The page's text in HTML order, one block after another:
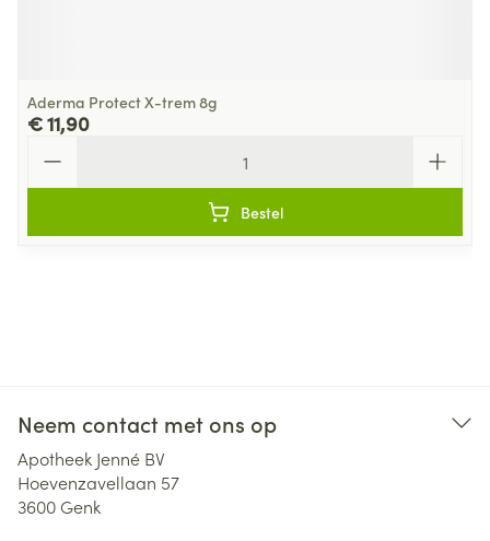
Aderma Protect X-trem 8g
€ 11,90
Bestel
Neem contact met ons op
Apotheek Jenné BV
Hoevenzavellaan 57
3600 Genk